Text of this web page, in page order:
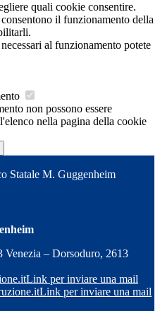
quali cookie consentire.
il funzionamento della
al funzionamento potete
non possono essere
nella pagina della cookie
Statale M. Guggenheim
Venezia – Dorsoduro, 2613
Link per inviare una mail
Link per inviare una mail